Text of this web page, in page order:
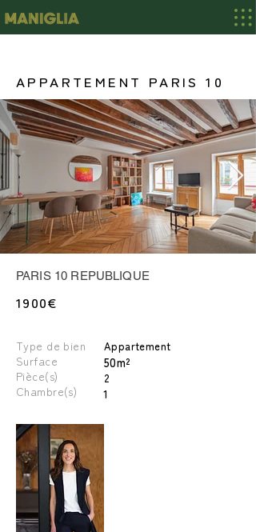
APPARTEMENT PARIS 10
PARIS 10 REPUBLIQUE
1900€
Type de bien
Surface
Pièce(s)
Chambre(s)
Appartement
50m²
2
1